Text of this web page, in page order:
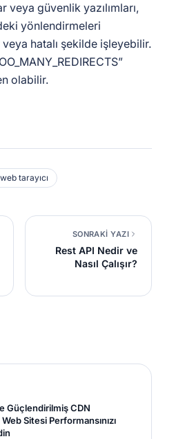
veya güvenlik yazılımları,
yönlendirmeleri
hatalı şekilde işleyebilir.
olabilir.
tarayıcı
SONRAKİ YAZI
Rest API Nedir ve
Nasıl Çalışır?
Güçlendirilmiş CDN
Sitesi Performansınızı